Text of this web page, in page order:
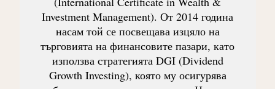
Investment Management). От 2014 година
насам той се посвещава изцяло на
търговията на финансовите пазари, като
използва стратегията DGI (Dividend
Growth Investing), която му осигурява